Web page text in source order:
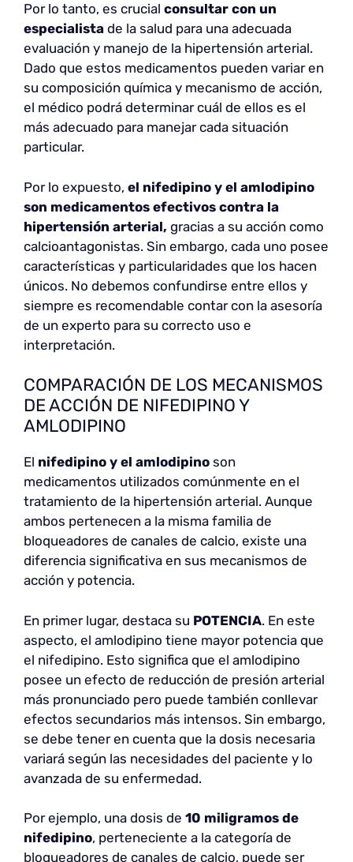
Por lo tanto, es crucial consultar con un
especialista de la salud para una adecuada
evaluación y manejo de la hipertensión arterial.
Dado que estos medicamentos pueden variar en
su composición química y mecanismo de acción,
el médico podrá determinar cuál de ellos es el
más adecuado para manejar cada situación
particular.
Por lo expuesto, el nifedipino y el amlodipino
son medicamentos efectivos contra la
hipertensión arterial, gracias a su acción como
calcioantagonistas. Sin embargo, cada uno posee
características y particularidades que los hacen
únicos. No debemos confundirse entre ellos y
siempre es recomendable contar con la asesoría
de un experto para su correcto uso e
interpretación.
COMPARACIÓN DE LOS MECANISMOS
DE ACCIÓN DE NIFEDIPINO Y
AMLODIPINO
El nifedipino y el amlodipino son
medicamentos utilizados comúnmente en el
tratamiento de la hipertensión arterial. Aunque
ambos pertenecen a la misma familia de
bloqueadores de canales de calcio, existe una
diferencia significativa en sus mecanismos de
acción y potencia.
En primer lugar, destaca su POTENCIA. En este
aspecto, el amlodipino tiene mayor potencia que
el nifedipino. Esto significa que el amlodipino
posee un efecto de reducción de presión arterial
más pronunciado pero puede también conllevar
efectos secundarios más intensos. Sin embargo,
se debe tener en cuenta que la dosis necesaria
variará según las necesidades del paciente y lo
avanzada de su enfermedad.
Por ejemplo, una dosis de 10 miligramos de
nifedipino, perteneciente a la categoría de
bloqueadores de canales de calcio, puede ser